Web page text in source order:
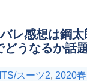
レ感想は鋼太
どうなるか話
スーツ2, 2020